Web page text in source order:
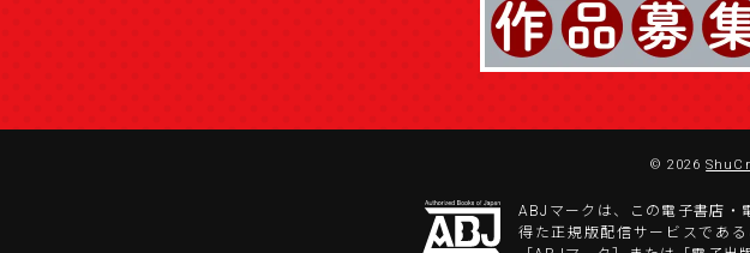
© 2026
ABJマークは、この電子書店・
得た正規版配信サービスであ